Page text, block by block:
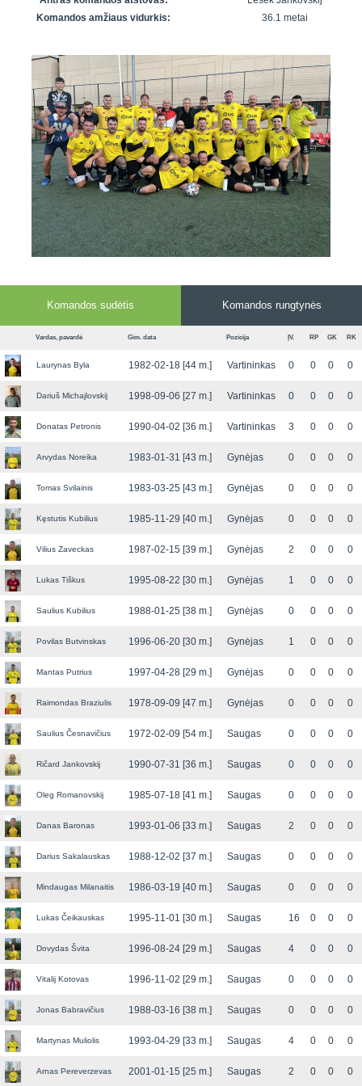
7x7 vasaros
Įmonių lyga
SFL rudens
Snaigės taurė
senjorų
čempionatas
Euro2016
Komandos amžiaus vidurkis:
36.1 metai
Komandos sudėtis Komandos rungtynės
Vardas, pavardė Gim. data Pozicija ĮV. RP GK RK
Laurynas Byla 1982-02-18 [44 m.] Vartininkas 0 0 0 0
Dariuš Michajlovskij 1998-09-06 [27 m.] Vartininkas 0 0 0 0
Donatas Petronis 1990-04-02 [36 m.] Vartininkas 3 0 0 0
Arvydas Noreika 1983-01-31 [43 m.] Gynėjas 0 0 0 0
Tomas Svilainis 1983-03-25 [43 m.] Gynėjas 0 0 0 0
Kęstutis Kubilius 1985-11-29 [40 m.] Gynėjas 0 0 0 0
Vilius Zaveckas 1987-02-15 [39 m.] Gynėjas 2 0 0 0
Lukas Tiškus 1995-08-22 [30 m.] Gynėjas 1 0 0 0
Saulius Kubilius 1988-01-25 [38 m.] Gynėjas 0 0 0 0
Povilas Butvinskas 1996-06-20 [30 m.] Gynėjas 1 0 0 0
Mantas Putrius 1997-04-28 [29 m.] Gynėjas 0 0 0 0
Raimondas Braziulis 1978-09-09 [47 m.] Gynėjas 0 0 0 0
Saulius Česnavičius 1972-02-09 [54 m.] Saugas 0 0 0 0
Ričard Jankovskij 1990-07-31 [36 m.] Saugas 0 0 0 0
Oleg Romanovskij 1985-07-18 [41 m.] Saugas 0 0 0 0
Danas Baronas 1993-01-06 [33 m.] Saugas 2 0 0 0
Darius Sakalauskas 1988-12-02 [37 m.] Saugas 0 0 0 0
Mindaugas Milanaitis 1986-03-19 [40 m.] Saugas 0 0 0 0
Lukas Čeikauskas 1995-11-01 [30 m.] Saugas 16 0 0 0
Dovydas Švita 1996-08-24 [29 m.] Saugas 4 0 0 0
Vitalij Kotovas 1996-11-02 [29 m.] Saugas 0 0 0 0
Jonas Babravičius 1988-03-16 [38 m.] Saugas 0 0 0 0
Martynas Muliolis 1993-04-29 [33 m.] Saugas 4 0 0 0
Arnas Pereverzevas 2001-01-15 [25 m.] Saugas 2 0 0 0